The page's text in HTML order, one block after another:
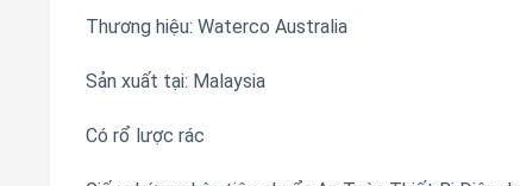
Thương hiệu: Waterco Australia
Sản xuất tại: Malaysia
Có rổ lược rác